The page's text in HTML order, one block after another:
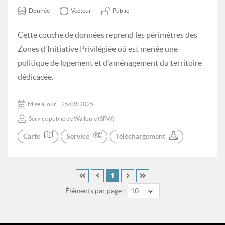
Donnée Vecteur Public
Cette couche de données reprend les périmètres des
Zones d'Initiative Privilégiée où est menée une
politique de logement et d'aménagement du territoire
dédicacée.
Mise à jour: 25/09/2025
Service public de Wallonie (SPW)
Carte Service Téléchargement
Éléments par page : 10
1